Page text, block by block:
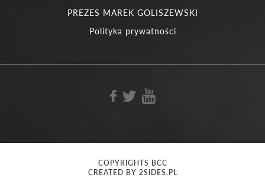
PREZES MAREK GOLISZEWSKI
Polityka prywatności
COPYRIGHTS BCC
CREATED BY 2SIDES.PL